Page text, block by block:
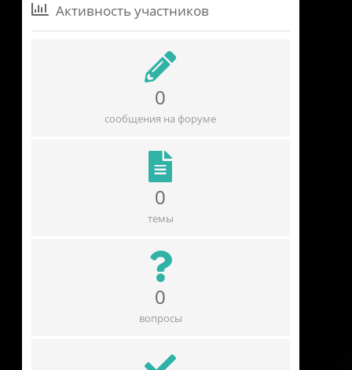
Активность участников
0
сообщения на форуме
0
темы
0
вопросы